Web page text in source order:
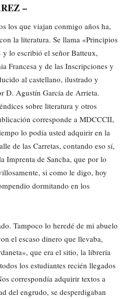
–
los que viajan conmigo años ha,
la literatura. Se llama «Principios
lo escribió el señor Batteux,
Francesa y de las Inscripciones y
al castellano, ilustrado y
D. Agustín García de Arrieta.
sobre literatura y otros
corresponde a MDCCCII,
lo podía usted adquirir en la
de las Carretas, contando eso sí,
Imprenta de Sancha, que por lo
si como le digo, hoy
dormitando en los
Tampoco lo heredé de mi abuelo
el escaso dinero que llevaba,
que era el sitio, la librería
los estudiantes recién llegados
correspondía adquirir textos a
del engrudo, se desperdigaban